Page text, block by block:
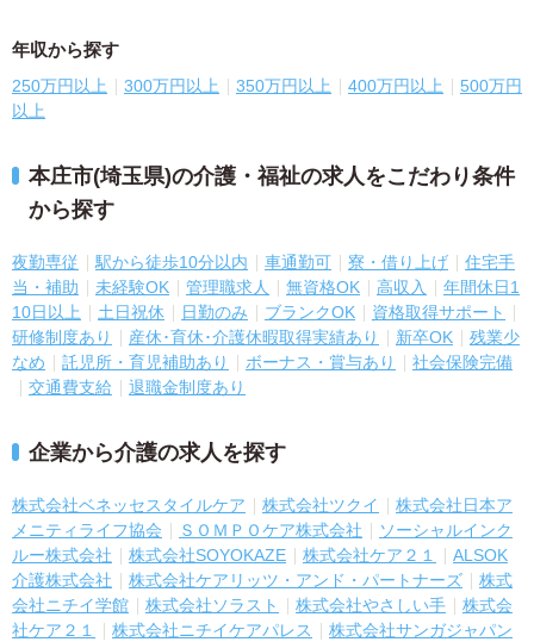
年収から探す
250万円以上 300万円以上 350万円以上 400万円以上
500万円
以上
本庄市(埼玉県)の介護・福祉の求人をこだわり条件
から探す
夜勤専従 駅から徒歩10分以内 車通勤可 寮・借り上げ
住宅手
当・補助
未経験OK 管理職求人 無資格OK 高収入
年間休日1
10日以上
土日祝休 日勤のみ ブランクOK
資格取得サポート
研修制度あり
産休･育休･介護休暇取得実績あり 新卒OK
残業少
なめ
託児所・育児補助あり ボーナス・賞与あり
社会保険完備
交通費支給
退職金制度あり
企業から介護の求人を探す
株式会社ベネッセスタイルケア 株式会社ツクイ
株式会社日本ア
メニティライフ協会
ＳＯＭＰＯケア株式会社
ソーシャルインク
ルー株式会社
株式会社SOYOKAZE 株式会社ケア２１
ALSOK
介護株式会社
株式会社ケアリッツ・アンド・パートナーズ
株式
会社ニチイ学館
株式会社ソラスト 株式会社やさしい手
株式会
社ケア２１
株式会社ニチイケアパレス
株式会社サンガジャパン